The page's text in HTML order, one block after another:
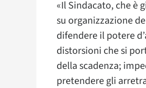
«Il Sindacato, che è
su organizzazione
difendere il potere
distorsioni che si
della scadenza;
pretendere gli